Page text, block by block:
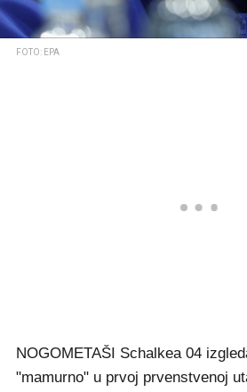
FOTO: EPA
NOGOMETAŠI Schalkea 04
"mamurno" u prvoj prvenstvenoj